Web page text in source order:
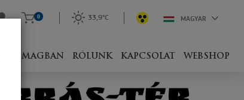
CSOMAGBAN RÓLUNK KAPCSOLAT WEBSHOP
0 33,9°C MAGYAR